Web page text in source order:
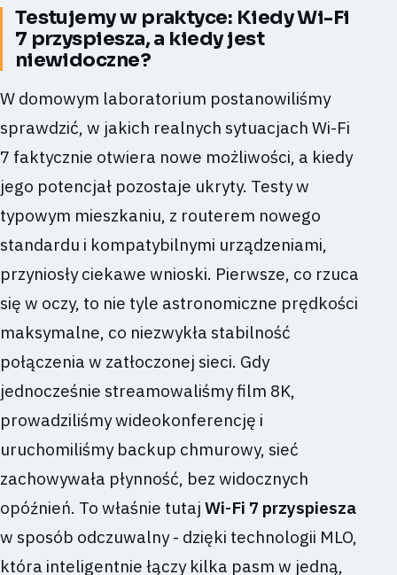
Testujemy w praktyce: Kiedy Wi-Fi
7 przyspiesza, a kiedy jest
niewidoczne?
W domowym laboratorium postanowiliśmy
sprawdzić, w jakich realnych sytuacjach Wi-Fi
7 faktycznie otwiera nowe możliwości, a kiedy
jego potencjał pozostaje ukryty. Testy w
typowym mieszkaniu, z routerem nowego
standardu i kompatybilnymi urządzeniami,
przyniosły ciekawe wnioski. Pierwsze, co rzuca
się w oczy, to nie tyle astronomiczne prędkości
maksymalne, co niezwykła stabilność
połączenia w zatłoczonej sieci. Gdy
jednocześnie streamowaliśmy film 8K,
prowadziliśmy wideokonferencję i
uruchomiliśmy backup chmurowy, sieć
zachowywała płynność, bez widocznych
opóźnień. To właśnie tutaj Wi-Fi 7 przyspiesza
w sposób odczuwalny - dzięki technologii MLO,
która inteligentnie łączy kilka pasm w jedną,